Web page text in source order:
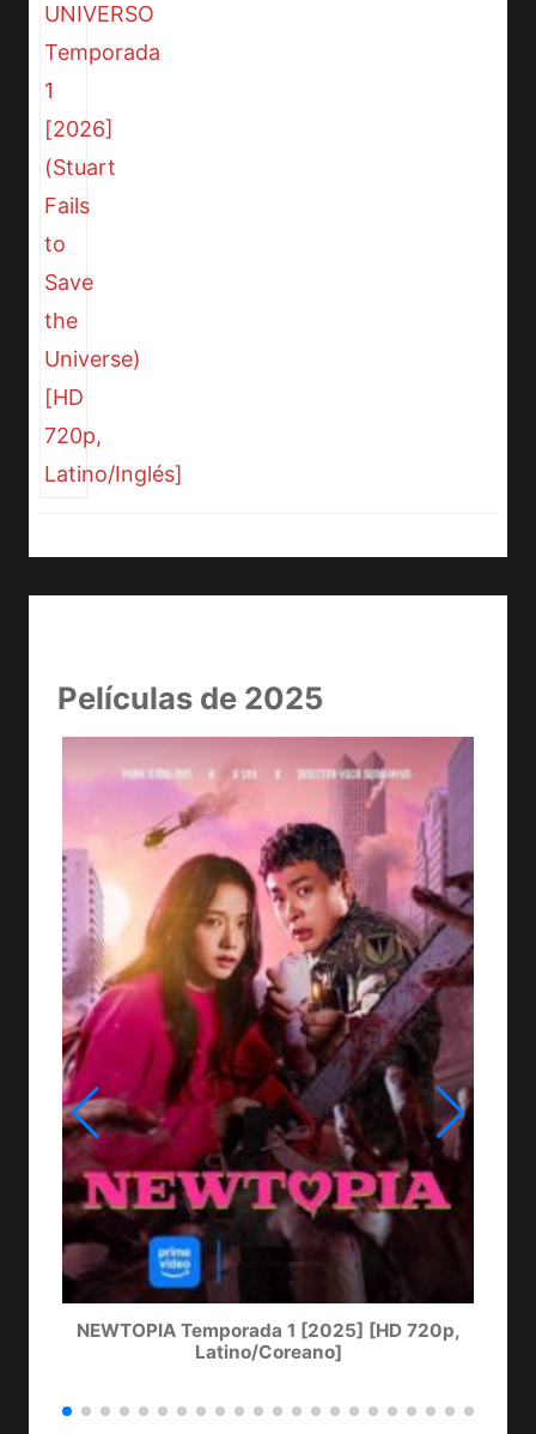
Películas de 2025
NEWTOPIA Temporada 1 [2025] [HD 720p,
Latino/Coreano]